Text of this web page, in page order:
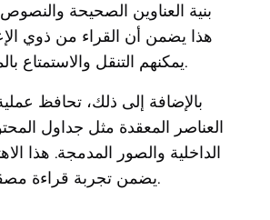
بنية العناوين الصحيحة والنصوص
هذا يضمن أن القراء من ذوي
يمكنهم التنقل والاستمتاع بالمحتوى بسهولة.
بالإضافة إلى ذلك، تحافظ
العناصر المعقدة مثل جداول
الداخلية والصور المدمجة. هذا
يضمن تجربة قراءة مصقولة ومتواصلة.